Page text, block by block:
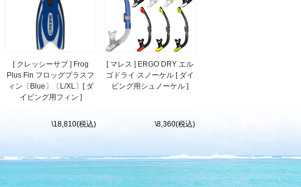
[ クレッシーサブ ] Frog
Plus Fin フロッグプラスフ
ィン〔Blue〕〔L/XL〕[ ダ
イビング用フィン ]
\18,810(税込)
[ マレス ] ERGO DRY エル
ゴドライ スノーケル [ ダイ
ビング用シュノーケル ]
\8,360(税込)